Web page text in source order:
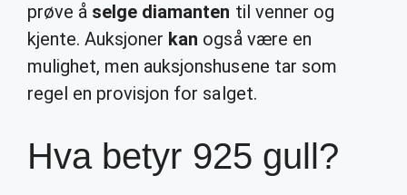
prøve å selge diamanten til venner og
kjente. Auksjoner kan også være en
mulighet, men auksjonshusene tar som
regel en provisjon for salget.
Hva betyr 925 gull?